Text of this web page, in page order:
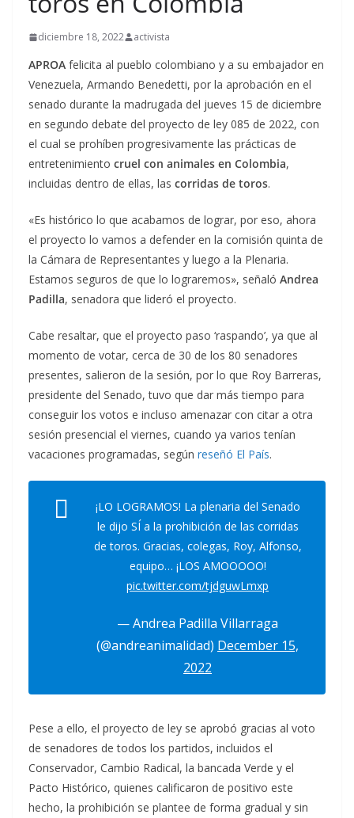
diciembre 18, 2022 activista
APROA felicita al pueblo colombiano y a su embajador en
Venezuela, Armando Benedetti, por la aprobación en el
senado durante la madrugada del jueves 15 de diciembre
en segundo debate del proyecto de ley 085 de 2022, con
el cual se prohíben progresivamente las prácticas de
entretenimiento cruel con animales en Colombia,
incluidas dentro de ellas, las corridas de toros.
«Es histórico lo que acabamos de lograr, por eso, ahora
el proyecto lo vamos a defender en la comisión quinta de
la Cámara de Representantes y luego a la Plenaria.
Estamos seguros de que lo lograremos», señaló Andrea
Padilla, senadora que lideró el proyecto.
Cabe resaltar, que el proyecto paso ‘raspando’, ya que al
momento de votar, cerca de 30 de los 80 senadores
presentes, salieron de la sesión, por lo que Roy Barreras,
presidente del Senado, tuvo que dar más tiempo para
conseguir los votos e incluso amenazar con citar a otra
sesión presencial el viernes, cuando ya varios tenían
vacaciones programadas, según reseñó El País.
¡LO LOGRAMOS! La plenaria del Senado
le dijo SÍ a la prohibición de las corridas
de toros. Gracias, colegas, Roy, Alfonso,
equipo… ¡LOS AMOOOOO!
pic.twitter.com/tjdguwLmxp
— Andrea Padilla Villarraga
(@andreanimalidad) December 15,
2022
Pese a ello, el proyecto de ley se aprobó gracias al voto
de senadores de todos los partidos, incluidos el
Conservador, Cambio Radical, la bancada Verde y el
Pacto Histórico, quienes calificaron de positivo este
hecho, la prohibición se plantee de forma gradual y sin